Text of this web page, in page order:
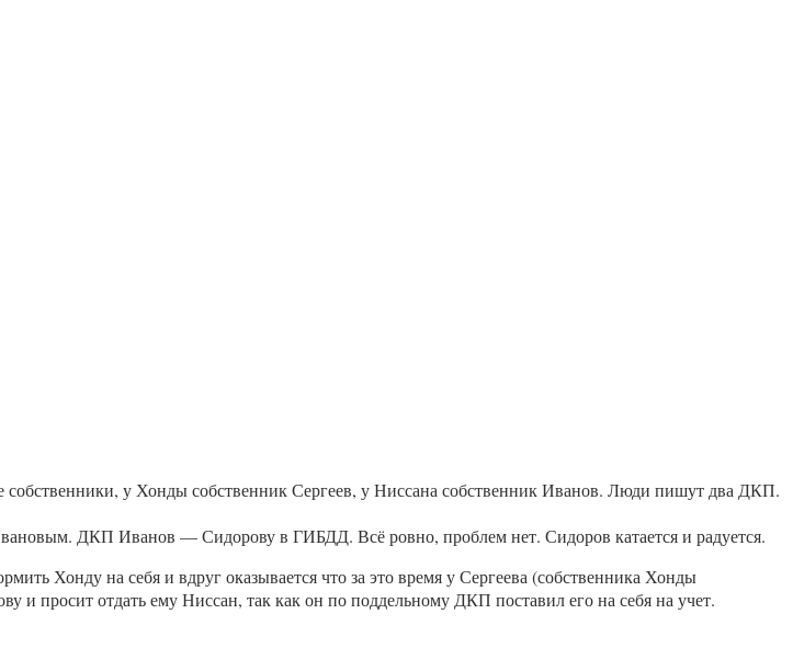
у Хонды собственник Сергеев, у Ниссана собственник Иванов. Люди пишут два ДКП.
ДКП Иванов — Сидорову в ГИБДД. Всё ровно, проблем нет. Сидоров катается и радуется.
Хонду на себя и вдруг оказывается что за это время у Сергеева (собственника Хонды
и просит отдать ему Ниссан, так как он по поддельному ДКП поставил его на себя на учет.